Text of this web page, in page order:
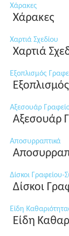
Χάρακες
Χάρακες
Χαρτιά Σχεδίου
Χαρτιά
Εξοπλισμός
Αξεσουάρ
Αξεσουάρ
Αποσυρραπτικά
Δίσκοι Γραφείου-
Δίσκοι
Είδη
Είδη